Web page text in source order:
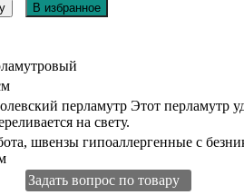
перламутр Этот перламутр
на свету.
швензы гипоаллергенные с
Задать вопрос по товару